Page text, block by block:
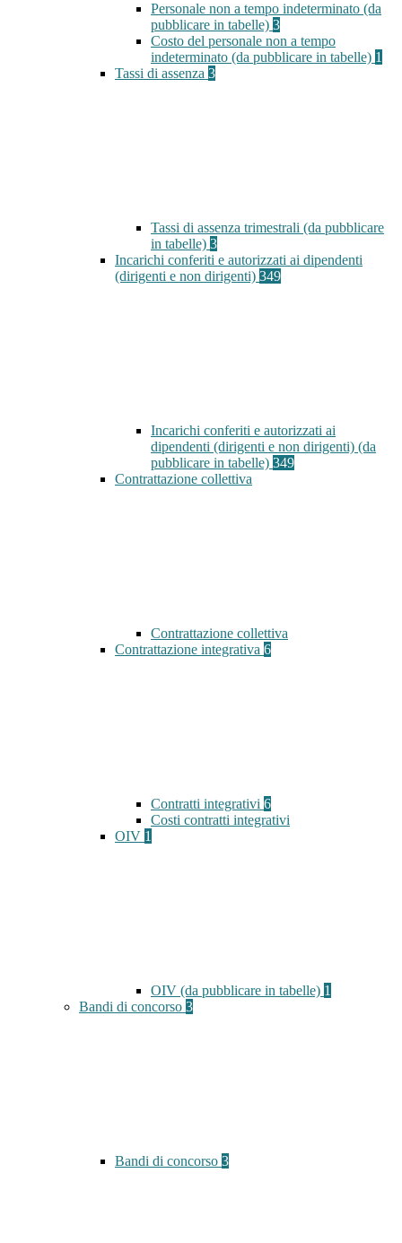
Personale non a tempo indeterminato (da
pubblicare in tabelle) 3
Costo del personale non a tempo
indeterminato (da pubblicare in tabelle) 1
Tassi di assenza 3
Tassi di assenza trimestrali (da pubblicare
in tabelle) 3
Incarichi conferiti e autorizzati ai dipendenti
(dirigenti e non dirigenti) 349
Incarichi conferiti e autorizzati ai
dipendenti (dirigenti e non dirigenti) (da
pubblicare in tabelle) 349
Contrattazione collettiva
Contrattazione collettiva
Contrattazione integrativa 6
Contratti integrativi 6
Costi contratti integrativi
OIV 1
OIV (da pubblicare in tabelle) 1
Bandi di concorso 3
Bandi di concorso 3